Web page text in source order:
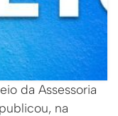
da Assessoria
na